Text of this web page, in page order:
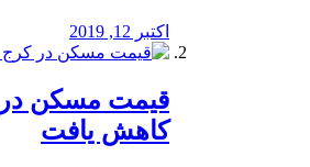
اکتبر 12, 2019
کاهش یافت